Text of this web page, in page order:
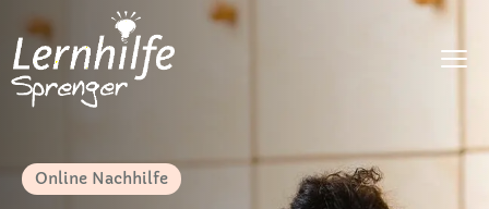
LRS
Online Nachhilfe